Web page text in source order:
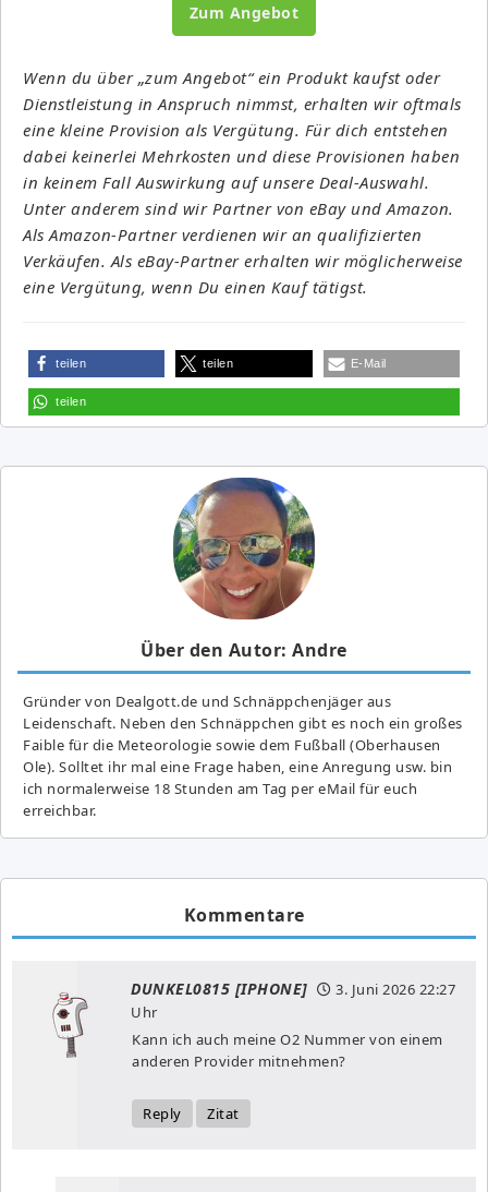
Zum Angebot
Wenn du über „zum Angebot“ ein Produkt kaufst oder
Dienstleistung in Anspruch nimmst, erhalten wir oftmals
eine kleine Provision als Vergütung. Für dich entstehen
dabei keinerlei Mehrkosten und diese Provisionen haben
in keinem Fall Auswirkung auf unsere Deal-Auswahl.
Unter anderem sind wir Partner von eBay und Amazon.
Als Amazon-Partner verdienen wir an qualifizierten
Verkäufen. Als eBay-Partner erhalten wir möglicherweise
eine Vergütung, wenn Du einen Kauf tätigst.
teilen teilen E-Mail
teilen
Über den Autor: Andre
Gründer von Dealgott.de und Schnäppchenjäger aus
Leidenschaft. Neben den Schnäppchen gibt es noch ein großes
Fai­ble für die Meteorologie sowie dem Fußball (Oberhausen
Ole). Solltet ihr mal eine Frage haben, eine Anregung usw. bin
ich normalerweise 18 Stunden am Tag per eMail für euch
erreichbar.
Kommentare
DUNKEL0815 [IPHONE] 3. Juni 2026 22:27
Uhr
Kann ich auch meine O2 Nummer von einem
anderen Provider mitnehmen?
Reply Zitat